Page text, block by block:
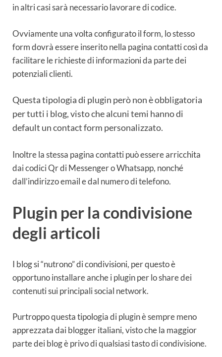
in altri casi sarà necessario lavorare di codice.
Ovviamente una volta configurato il form, lo stesso
form dovrà essere inserito nella pagina contatti così da
facilitare le richieste di informazioni da parte dei
potenziali clienti.
Questa tipologia di plugin però non è obbligatoria
per tutti i blog, visto che alcuni temi hanno di
default un contact form personalizzato.
Inoltre la stessa pagina contatti può essere arricchita
dai codici Qr di Messenger o Whatsapp, nonché
dall’indirizzo email e dal numero di telefono.
Plugin per la condivisione
degli articoli
I blog si “nutrono” di condivisioni, per questo è
opportuno installare anche i plugin per lo share dei
contenuti sui principali social network.
Purtroppo questa tipologia di plugin è sempre meno
apprezzata dai blogger italiani, visto che la maggior
parte dei blog è privo di qualsiasi tasto di condivisione.